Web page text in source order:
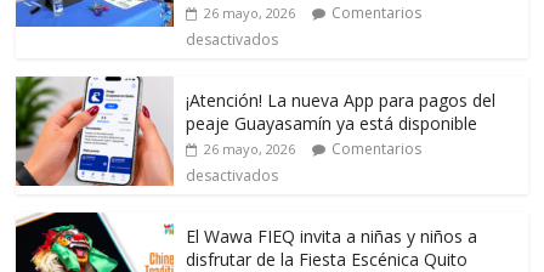
26 mayo, 2026
Comentarios
desactivados
¡Atención! La nueva App para pagos del
peaje Guayasamín ya está disponible
26 mayo, 2026
Comentarios
desactivados
El Wawa FIEQ invita a niñas y niños a
disfrutar de la Fiesta Escénica Quito